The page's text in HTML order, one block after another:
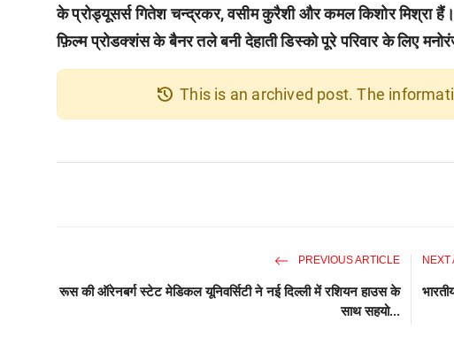
के प्रोड्यूसर्स गितेश चन्द्रकर, वसीम कुरैशी और कमल किशोर मिश्रा
फ़िल्म प्रोडक्शंस के बैनर तले बनी देहाती डिस्को पूरे परिवार के लिए
history This is an archived post. The
PREVIOUS ARTICLE
रूस की ऑरेनबर्ग स्टेट मेडिकल यूनिवर्सिटी ने नई दिल्ली में रशियन हाउस के
साथ सहयो...
NEXT